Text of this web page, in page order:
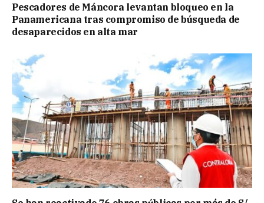
Pescadores de Máncora levantan bloqueo en la
Panamericana tras compromiso de búsqueda de
desaparecidos en alta mar